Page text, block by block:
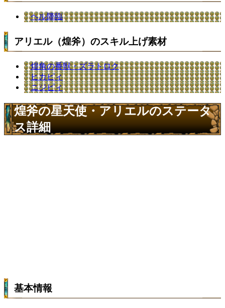
ヘル降臨
アリエル（煌斧）のスキル上げ素材
煌角の番獣・ズラトロク
ヒカピィ
ニジピィ
煌斧の星天使・アリエルのステータ
ス詳細
基本情報